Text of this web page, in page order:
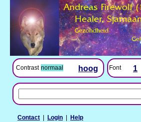
Contrast normaal hoog Font 1
Contact | Login | Help